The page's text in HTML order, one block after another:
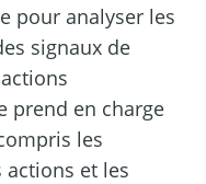
pour analyser les
signaux de
prend en charge
les
actions et les